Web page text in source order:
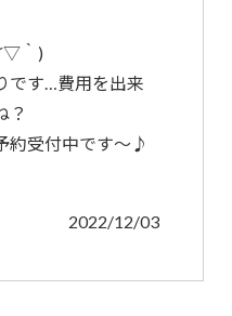
｀)
です…費用を出来
？
約受付中です～♪
2022/12/03